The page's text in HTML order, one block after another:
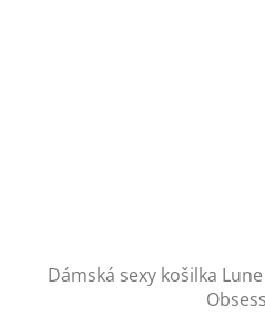
Dámská sexy košilka